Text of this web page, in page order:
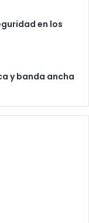
en los
y banda ancha